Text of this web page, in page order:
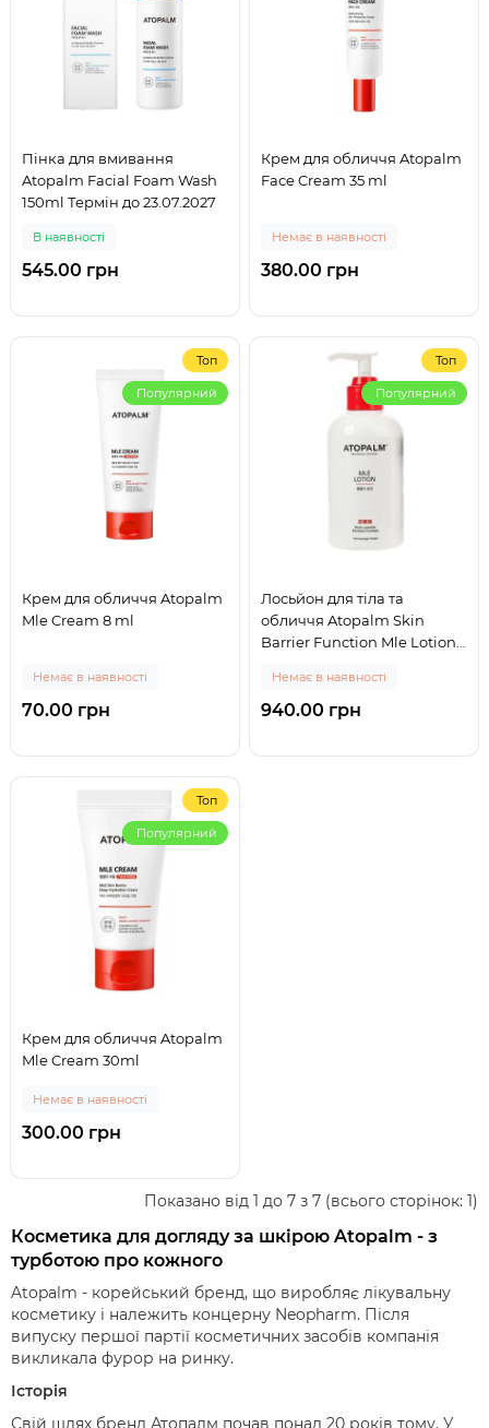
Пінка для вмивання
Atopalm Facial Foam Wash
150ml Термін до 23.07.2027
В наявності
545.00 грн
Крем для обличчя Atopalm
Face Cream 35 ml
Немає в наявності
380.00 грн
Топ
Популярний
Крем для обличчя Atopalm
Mle Cream 8 ml
Немає в наявності
70.00 грн
Топ
Популярний
Лосьйон для тіла та
обличчя Atopalm Skin
Barrier Function Mle Lotion
Немає в наявності
940.00 грн
Топ
Популярний
Крем для обличчя Atopalm
Mle Cream 30ml
Немає в наявності
300.00 грн
Показано від 1 до 7 з 7 (всього сторінок: 1)
Косметика для догляду за шкірою Atopalm - з
турботою про кожного
Atopalm - корейський бренд, що виробляє лікувальну
косметику і належить концерну Neopharm. Після
випуску першої партії косметичних засобів компанія
викликала фурор на ринку.
Історія
Свій шлях бренд Атопалм почав понад 20 років тому. У